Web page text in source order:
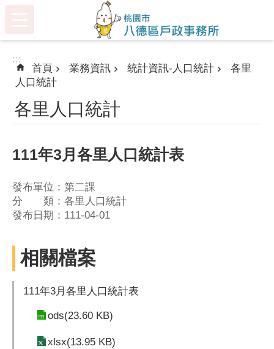
:::
首頁 業務資訊 統計資訊-人口統計
各里
人口統計
各里人口統計
111年3月各里人口統計表
發布單位：第二課
分 類：各里人口統計
發布日期：111-04-01
相關檔案
111年3月各里人口統計表
ods(23.60 KB)
xlsx(13.95 KB)